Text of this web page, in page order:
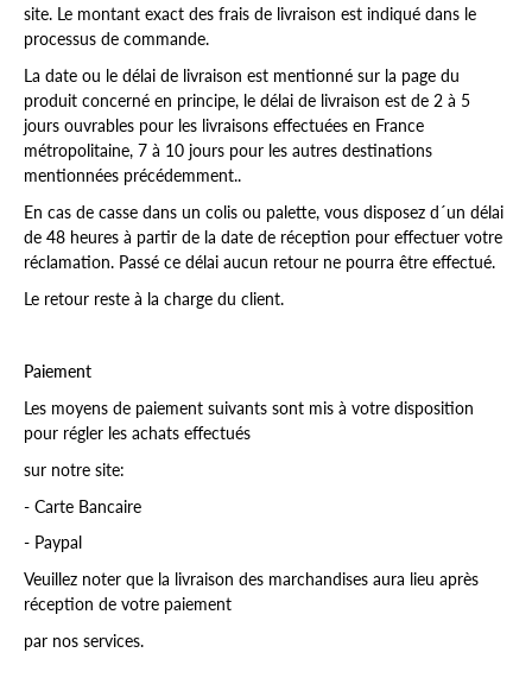
site. Le montant exact des frais de livraison est indiqué dans le
processus de commande.
La date ou le délai de livraison est mentionné sur la page du
produit concerné en principe, le délai de livraison est de 2 à 5
jours ouvrables pour les livraisons effectuées en France
métropolitaine, 7 à 10 jours pour les autres destinations
mentionnées précédemment..
En cas de casse dans un colis ou palette, vous disposez d´un délai
de 48 heures à partir de la date de réception pour effectuer votre
réclamation. Passé ce délai aucun retour ne pourra être effectué.
Le retour reste à la charge du client.
Paiement
Les moyens de paiement suivants sont mis à votre disposition
pour régler les achats effectués
sur notre site:
- Carte Bancaire
- Paypal
Veuillez noter que la livraison des marchandises aura lieu après
réception de votre paiement
par nos services.